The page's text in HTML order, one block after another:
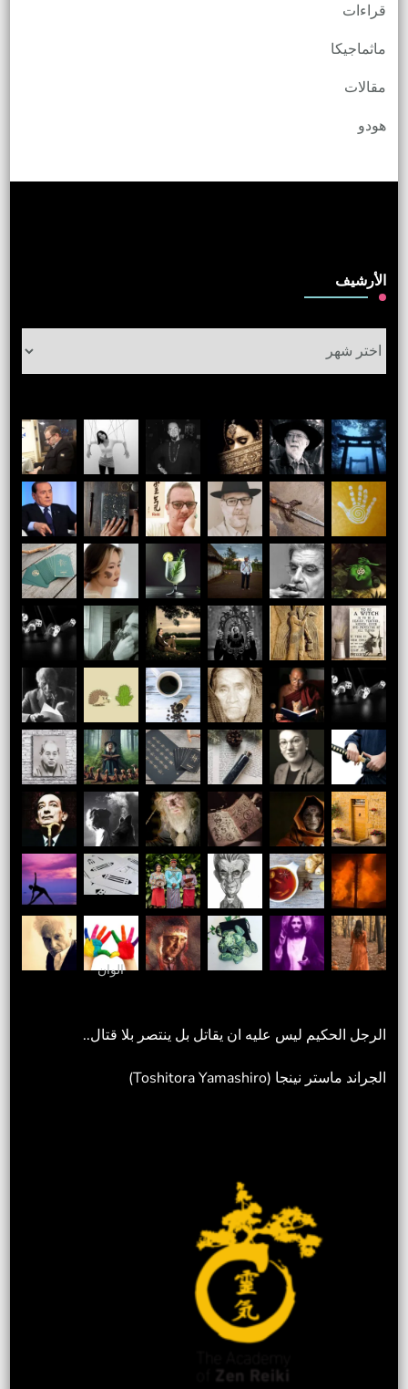
قراءات
ماثماجيكا
مقالات
هودو
الأرشيف
الوان
الرجل الحكيم ليس عليه ان يقاتل بل ينتصر بلا قتال..
الجراند ماستر نينجا (Toshitora Yamashiro)